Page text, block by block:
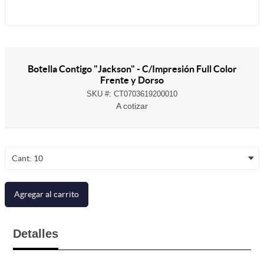
Botella Contigo "Jackson" - C/Impresión Full Color
Frente y Dorso
SKU #: CT0703619200010
A cotizar
Cant: 10
Agregar al carrito
Detalles